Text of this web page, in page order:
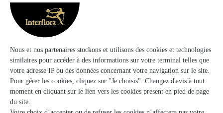
Capucine
Bonnetable
★★★★★4.3 (57)
8 10 carrefour du lion d'or
Voir la boutique